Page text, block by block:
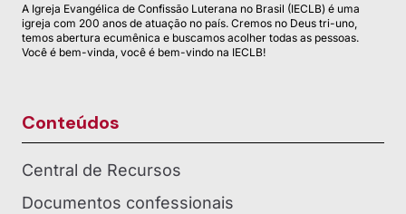
A Igreja Evangélica de Confissão Luterana no Brasil (IECLB) é uma
igreja com 200 anos de atuação no país. Cremos no Deus tri-uno,
temos abertura ecumênica e buscamos acolher todas as pessoas.
Você é bem-vinda, você é bem-vindo na IECLB!
Conteúdos
Central de Recursos
Documentos confessionais